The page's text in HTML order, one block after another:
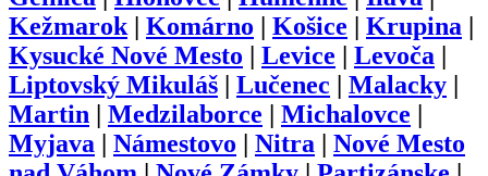
Kežmarok| Komárno Košice Krupina
Kysucké Nové Mesto
Levice Levoča
Liptovský Mikuláš
Lučenec Malacky
Martin
Medzilaborce Michalovce
Myjava
Námestovo Nitra
Nové Mesto